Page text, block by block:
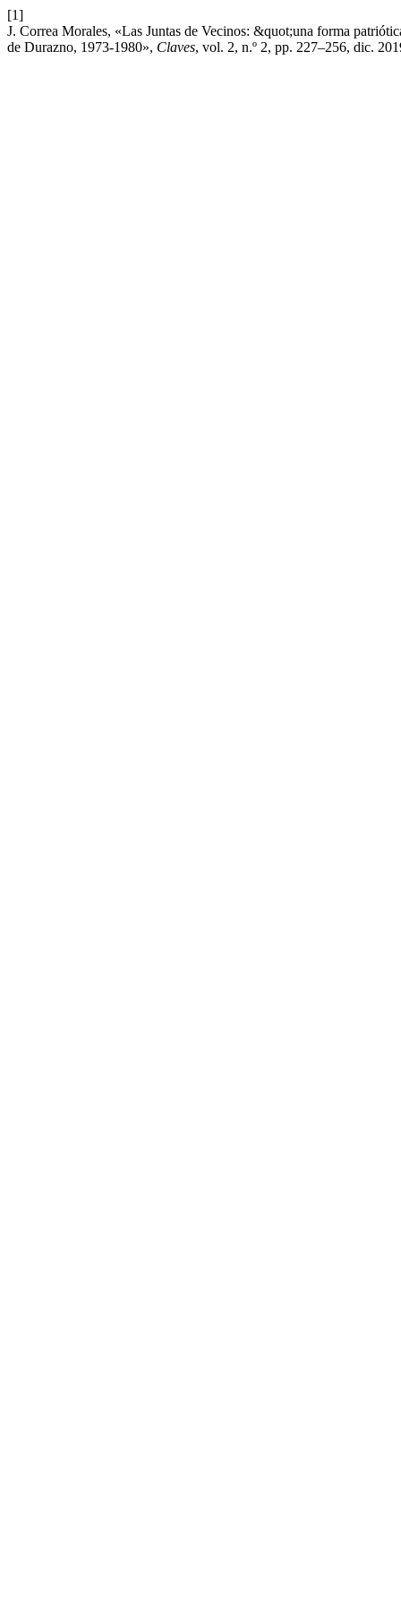
[1]
J. Correa Morales, «Las Juntas de Vecinos: &quot;una forma
de Durazno, 1973-1980», Claves, vol. 2, n.º 2, pp. 227–256, dic.